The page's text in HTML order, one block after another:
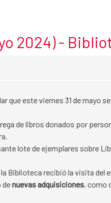
2024) -
que este viernes 31 de mayo
de libros donados por
lote de ejemplares sobre
Biblioteca recibió la visita del
denuevas adquisiciones, como